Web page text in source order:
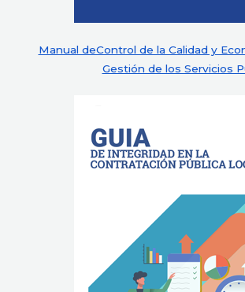
Manual deControl de la Calidad y
Gestión de los Servicios